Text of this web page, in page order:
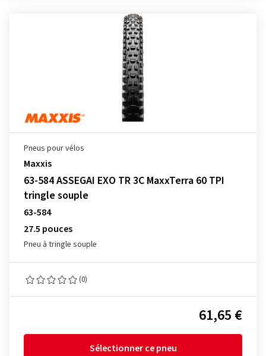
Pneus pour vélos
Maxxis
63-584 ASSEGAI EXO TR 3C MaxxTerra 60 TPI
tringle souple
63-584
27.5 pouces
Pneu à tringle souple
(0)
61,65 €
Sélectionner ce pneu